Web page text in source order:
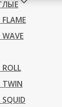
WAVE
ROLL
TWIN